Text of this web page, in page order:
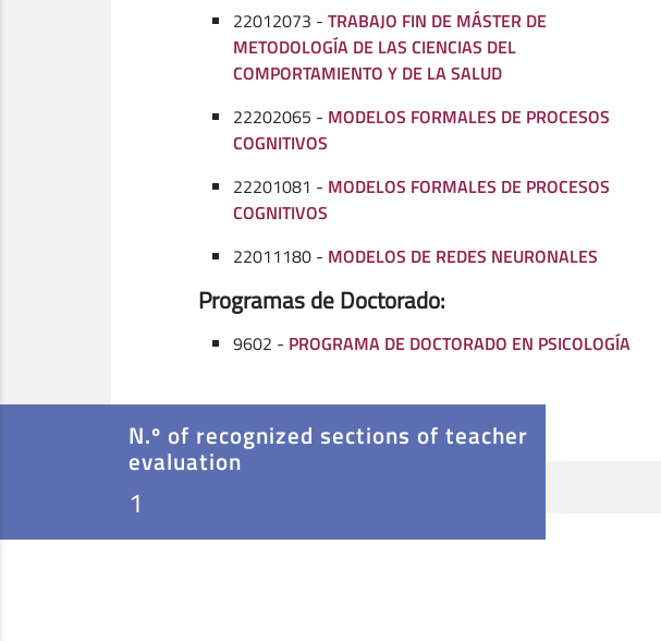
22012073 - TRABAJO FIN DE MÁSTER DE
METODOLOGÍA DE LAS CIENCIAS DEL
COMPORTAMIENTO Y DE LA SALUD
22202065 - MODELOS FORMALES DE PROCESOS
COGNITIVOS
22201081 - MODELOS FORMALES DE PROCESOS
COGNITIVOS
22011180 - MODELOS DE REDES NEURONALES
Programas de Doctorado:
9602 - PROGRAMA DE DOCTORADO EN PSICOLOGÍA
N.º of recognized sections of teacher
evaluation
1